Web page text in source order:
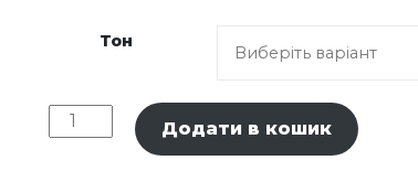
Тон
Academie
Regenerating
Додати в кошик